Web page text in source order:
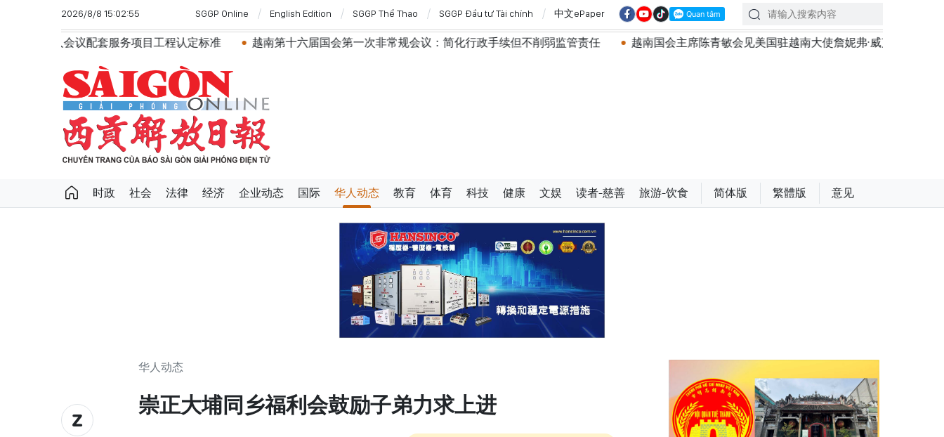
2026/8/8 15:02:55 SGGP Online English Edition SGGP Thể Thao SGGP Đầu tư Tài chính 中文ePaper
越南第十六届国会第一次非常规会议：简化行政手续但不削弱监管责任 越南国会主席陈青敏会见美国驻越南大使詹妮弗·威克斯 越南共产党中央总书记、国家主
时政 社会 法律 经济 企业动态 国际 华人动态 教育 体育 科技 健康 文娱 读者-慈善 旅游-饮食 简体版 繁體版 意见
华人动态
崇正大埔同乡福利会鼓励子弟力求上进